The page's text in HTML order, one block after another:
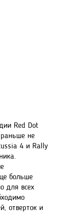
Red Dot
не
4 и Rally
больше
для всех
отверток и